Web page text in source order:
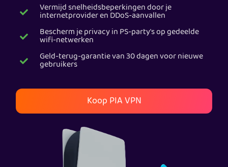
Vermijd snelheidsbeperkingen door je
internetprovider en DDoS-aanvallen
Bescherm je privacy in PS-party's op gedeelde
wifi-netwerken
Geld-terug-garantie van 30 dagen voor nieuwe
gebruikers
Koop PIA VPN